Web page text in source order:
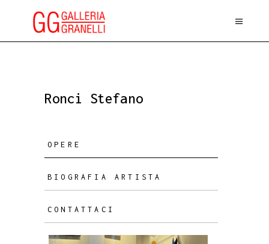
Ronci Stefano
OPERE
BIOGRAFIA ARTISTA
CONTATTACI